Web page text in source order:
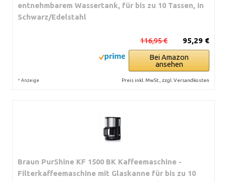
entnehmbarem Wassertank, für bis zu 10 Tassen, in
Schwarz/Edelstahl
95,29 €
116,95 €
Bei Amazon
ansehen
* Anzeige Preis inkl. MwSt., zzgl. Versandkosten
Braun PurShine KF 1500 BK Kaffeemaschine -
Filterkaffeemaschine mit Glaskanne für bis zu 10